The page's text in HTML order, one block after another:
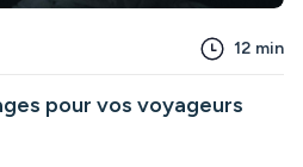
12 min
pour vos voyageurs